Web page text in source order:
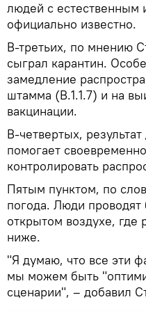
людей с
официально известно.
В-третьих, по мнению
сыграл карантин.
замедление
штамма (B.1.1.7) и на
вакцинации.
В-четвертых,
помогает
контролировать
Пятым пунктом, по
погода. Люди
открытом воздухе, где
ниже.
"Я думаю, что все эти
мы можем быть
сценарии", – добавил